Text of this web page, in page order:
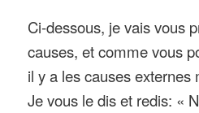
Ci-dessous, je vais vous
causes, et comme vous
il y a les causes externes
Je vous le dis et redis: «